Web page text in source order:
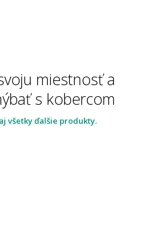
miestnosť a
s kobercom
všetky ďalšie produkty.